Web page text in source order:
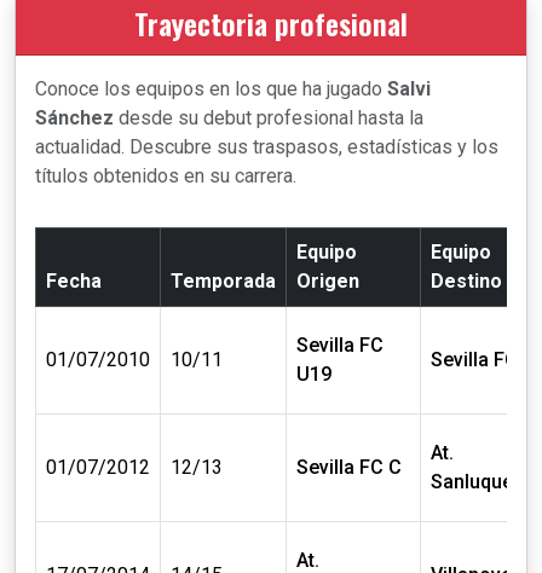
Trayectoria profesional
Conoce los equipos en los que ha jugado Salvi
Sánchez desde su debut profesional hasta la
actualidad. Descubre sus traspasos, estadísticas y los
títulos obtenidos en su carrera.
Fecha Temporada
Equipo
Origen
Equipo
Destino
01/07/2010 10/11
Sevilla FC
U19
Sevilla FC C
01/07/2012 12/13 Sevilla FC C
At.
Sanluqueño
At.